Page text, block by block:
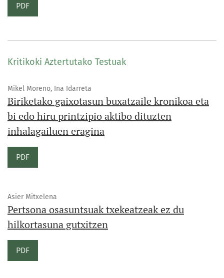
PDF
Kritikoki Aztertutako Testuak
Mikel Moreno, Ina Idarreta
Biriketako gaixotasun buxatzaile kronikoa eta
bi edo hiru printzipio aktibo dituzten
inhalagailuen eragina
PDF
Asier Mitxelena
Pertsona osasuntsuak txekeatzeak ez du
hilkortasuna gutxitzen
PDF